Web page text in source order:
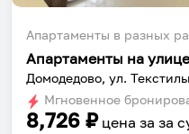
Апартаменты в разных
Апартаменты на
Домодедово, ул.
Мгновенное
8,726 ₽ цена за за